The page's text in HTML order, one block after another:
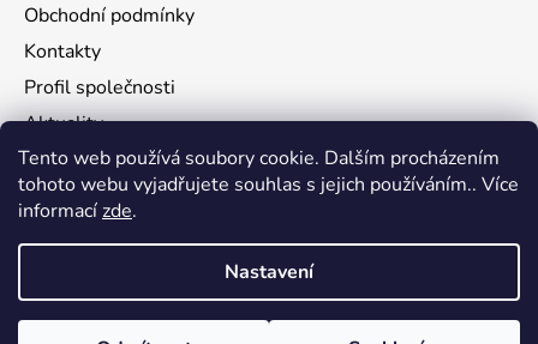
Tento web používá soubory cookie. Dalším procházením
tohoto webu vyjadřujete souhlas s jejich používáním.. Více
informacízde.
Nastavení
Obchodní podmínky
Kontakty
Profil společnosti
Aktuality
Ochrana osobních údajů
Ke stažení
Vytvořil Shoptet